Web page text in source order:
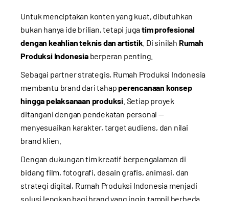
Untuk menciptakan konten yang kuat, dibutuhkan
bukan hanya ide brilian, tetapi jugatim profesional
dengan keahlian teknis dan artistik . Di sinilah Rumah
Produksi Indonesiaberperan penting.
Sebagai partner strategis, Rumah Produksi Indonesia
membantu brand dari tahapperencanaan konsep
hingga pelaksanaan produksi. Setiap proyek
ditangani dengan pendekatan personal —
menyesuaikan karakter, target audiens, dan nilai
brand klien.
Dengan dukungan tim kreatif berpengalaman di
bidang film, fotografi, desain grafis, animasi, dan
strategi digital, Rumah Produksi Indonesia menjadi
solusi lengkap bagi brand yang ingin tampil berbeda